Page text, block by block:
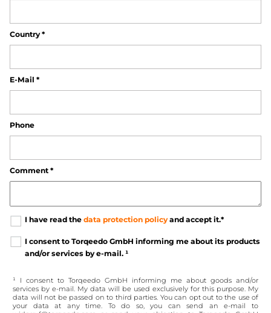
Country*
E-Mail *
Phone
Comment *
I have read the data protection policyand accept it.*
I consent to Torqeedo GmbH informing me about its products
and/or services by e-mail. ¹
¹ I consent to Torqeedo GmbH informing me about goods and/or
services by e-mail. My data will be used exclusively for this purpose. My
data will not be passed on to third parties. You can opt out to the use of
your data at any time. To do so, you can send an e-mail to